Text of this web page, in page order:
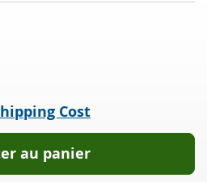
Cost
au panier